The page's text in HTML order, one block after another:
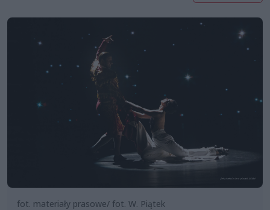
fot. materiały prasowe/ fot. W. Piątek